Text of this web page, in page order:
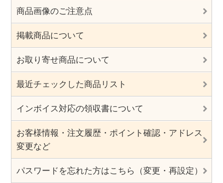
商品画像のご注意点
掲載商品について
お取り寄せ商品について
最近チェックした商品リスト
インボイス対応の領収書について
お客様情報・注文履歴・ポイント確認・アドレス
変更など
パスワードを忘れた方はこちら（変更・再設定）